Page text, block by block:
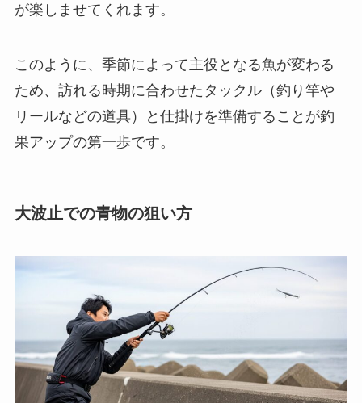
が楽しませてくれます。
このように、季節によって主役となる魚が変わる
ため、 訪れる時期に合わせたタックル（釣り竿や
リールなどの道具）と仕掛けを準備する ことが釣
果アップの第一歩です。
大波止での青物の狙い方